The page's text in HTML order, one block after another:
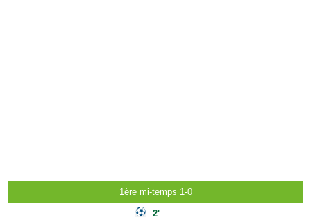
1ère mi-temps 1-0
2'